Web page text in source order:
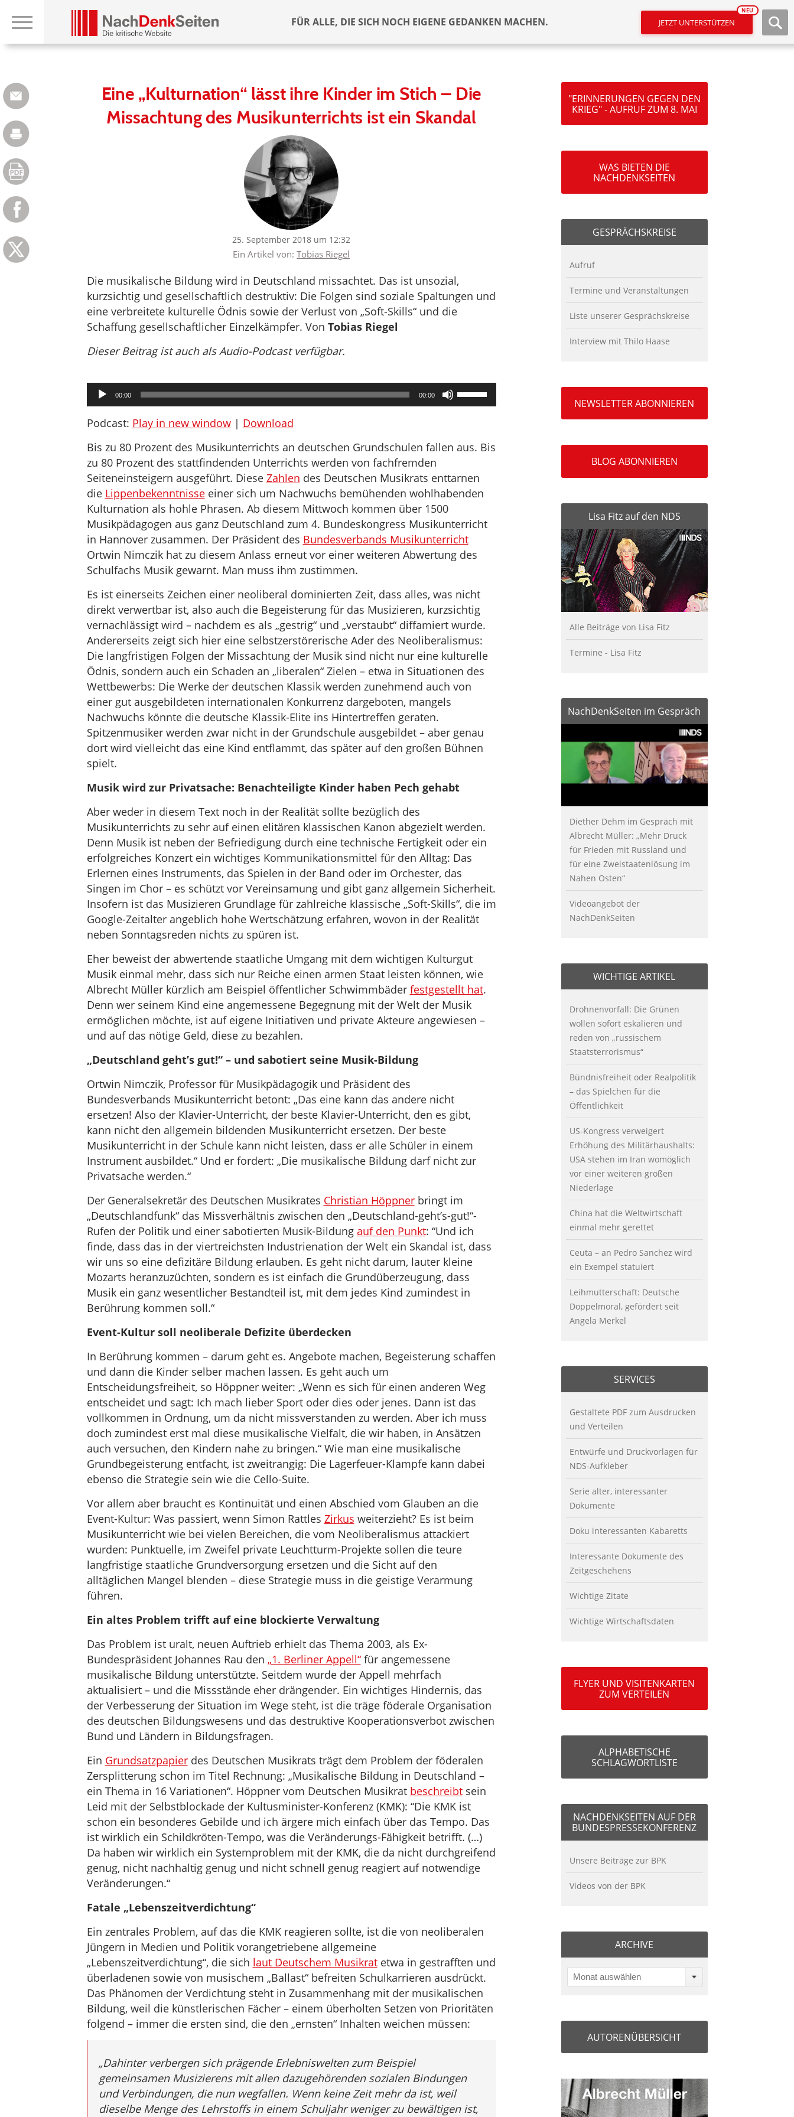
FÜR ALLE, DIE SICH NOCH EIGENE GEDANKEN MACHEN. JETZT UNTERSTÜTZEN
NEU
Eine „Kulturnation“ lässt ihre Kinder im Stich – Die
Missachtung des Musikunterrichts ist ein Skandal
25. September 2018 um 12:32
Ein Artikel von: Tobias Riegel
Die musikalische Bildung wird in Deutschland missachtet. Das ist unsozial,
kurzsichtig und gesellschaftlich destruktiv: Die Folgen sind soziale Spaltungen und
eine verbreitete kulturelle Ödnis sowie der Verlust von „Soft-Skills“ und die
Schaffung gesellschaftlicher Einzelkämpfer. Von Tobias Riegel
Dieser Beitrag ist auch als Audio-Podcast verfügbar.
Audio-
Player
00:00 00:00
Pfeiltasten
Hoch/Runter
die
zu
regeln.
Podcast: Play in new window| Download
Bis zu 80 Prozent des Musikunterrichts an deutschen Grundschulen fallen aus. Bis
zu 80 Prozent des stattfindenden Unterrichts werden von fachfremden
Seiteneinsteigern ausgeführt. Diese Zahlen des Deutschen Musikrats enttarnen
die Lippenbekenntnisseeiner sich um Nachwuchs bemühenden wohlhabenden
Kulturnation als hohle Phrasen. Ab diesem Mittwoch kommen über 1500
Musikpädagogen aus ganz Deutschland zum 4. Bundeskongress Musikunterricht
in Hannover zusammen. Der Präsident des Bundesverbands Musikunterricht
Ortwin Nimczik hat zu diesem Anlass erneut vor einer weiteren Abwertung des
Schulfachs Musik gewarnt. Man muss ihm zustimmen.
Es ist einerseits Zeichen einer neoliberal dominierten Zeit, dass alles, was nicht
direkt verwertbar ist, also auch die Begeisterung für das Musizieren, kurzsichtig
vernachlässigt wird – nachdem es als „gestrig“ und „verstaubt“ diffamiert wurde.
Andererseits zeigt sich hier eine selbstzerstörerische Ader des Neoliberalismus:
Die langfristigen Folgen der Missachtung der Musik sind nicht nur eine kulturelle
Ödnis, sondern auch ein Schaden an „liberalen“ Zielen – etwa in Situationen des
Wettbewerbs: Die Werke der deutschen Klassik werden zunehmend auch von
einer gut ausgebildeten internationalen Konkurrenz dargeboten, mangels
Nachwuchs könnte die deutsche Klassik-Elite ins Hintertreffen geraten.
Spitzenmusiker werden zwar nicht in der Grundschule ausgebildet – aber genau
dort wird vielleicht das eine Kind entflammt, das später auf den großen Bühnen
spielt.
Musik wird zur Privatsache: Benachteiligte Kinder haben Pech gehabt
Aber weder in diesem Text noch in der Realität sollte bezüglich des
Musikunterrichts zu sehr auf einen elitären klassischen Kanon abgezielt werden.
Denn Musik ist neben der Befriedigung durch eine technische Fertigkeit oder ein
erfolgreiches Konzert ein wichtiges Kommunikationsmittel für den Alltag: Das
Erlernen eines Instruments, das Spielen in der Band oder im Orchester, das
Singen im Chor – es schützt vor Vereinsamung und gibt ganz allgemein Sicherheit.
Insofern ist das Musizieren Grundlage für zahlreiche klassische „Soft-Skills“, die im
Google-Zeitalter angeblich hohe Wertschätzung erfahren, wovon in der Realität
neben Sonntagsreden nichts zu spüren ist.
Eher beweist der abwertende staatliche Umgang mit dem wichtigen Kulturgut
Musik einmal mehr, dass sich nur Reiche einen armen Staat leisten können, wie
Albrecht Müller kürzlich am Beispiel öffentlicher Schwimmbäder festgestellt hat.
Denn wer seinem Kind eine angemessene Begegnung mit der Welt der Musik
ermöglichen möchte, ist auf eigene Initiativen und private Akteure angewiesen –
und auf das nötige Geld, diese zu bezahlen.
„Deutschland geht’s gut!“ – und sabotiert seine Musik-Bildung
Ortwin Nimczik, Professor für Musikpädagogik und Präsident des
Bundesverbands Musikunterricht betont: „Das eine kann das andere nicht
ersetzen! Also der Klavier-Unterricht, der beste Klavier-Unterricht, den es gibt,
kann nicht den allgemein bildenden Musikunterricht ersetzen. Der beste
Musikunterricht in der Schule kann nicht leisten, dass er alle Schüler in einem
Instrument ausbildet.“ Und er fordert: „Die musikalische Bildung darf nicht zur
Privatsache werden.“
Der Generalsekretär des Deutschen Musikrates Christian Höppnerbringt im
„Deutschlandfunk“ das Missverhältnis zwischen den „Deutschland-geht’s-gut!“-
Rufen der Politik und einer sabotierten Musik-Bildung auf den Punkt: “Und ich
finde, dass das in der viertreichsten Industrienation der Welt ein Skandal ist, dass
wir uns so eine defizitäre Bildung erlauben. Es geht nicht darum, lauter kleine
Mozarts heranzuzüchten, sondern es ist einfach die Grundüberzeugung, dass
Musik ein ganz wesentlicher Bestandteil ist, mit dem jedes Kind zumindest in
Berührung kommen soll.“
Event-Kultur soll neoliberale Defizite überdecken
In Berührung kommen – darum geht es. Angebote machen, Begeisterung schaffen
und dann die Kinder selber machen lassen. Es geht auch um
Entscheidungsfreiheit, so Höppner weiter: „Wenn es sich für einen anderen Weg
entscheidet und sagt: Ich mach lieber Sport oder dies oder jenes. Dann ist das
vollkommen in Ordnung, um da nicht missverstanden zu werden. Aber ich muss
doch zumindest erst mal diese musikalische Vielfalt, die wir haben, in Ansätzen
auch versuchen, den Kindern nahe zu bringen.“ Wie man eine musikalische
Grundbegeisterung entfacht, ist zweitrangig: Die Lagerfeuer-Klampfe kann dabei
ebenso die Strategie sein wie die Cello-Suite.
Vor allem aber braucht es Kontinuität und einen Abschied vom Glauben an die
Event-Kultur: Was passiert, wenn Simon Rattles Zirkus weiterzieht? Es ist beim
Musikunterricht wie bei vielen Bereichen, die vom Neoliberalismus attackiert
wurden: Punktuelle, im Zweifel private Leuchtturm-Projekte sollen die teure
langfristige staatliche Grundversorgung ersetzen und die Sicht auf den
alltäglichen Mangel blenden – diese Strategie muss in die geistige Verarmung
führen.
Ein altes Problem trifft auf eine blockierte Verwaltung
Das Problem ist uralt, neuen Auftrieb erhielt das Thema 2003, als Ex-
Bundespräsident Johannes Rau den „1. Berliner Appell“für angemessene
musikalische Bildung unterstützte. Seitdem wurde der Appell mehrfach
aktualisiert – und die Missstände eher drängender. Ein wichtiges Hindernis, das
der Verbesserung der Situation im Wege steht, ist die träge föderale Organisation
des deutschen Bildungswesens und das destruktive Kooperationsverbot zwischen
Bund und Ländern in Bildungsfragen.
Ein Grundsatzpapierdes Deutschen Musikrats trägt dem Problem der föderalen
Zersplitterung schon im Titel Rechnung: „Musikalische Bildung in Deutschland –
ein Thema in 16 Variationen“. Höppner vom Deutschen Musikrat beschreibtsein
Leid mit der Selbstblockade der Kultusminister-Konferenz (KMK): “Die KMK ist
schon ein besonderes Gebilde und ich ärgere mich einfach über das Tempo. Das
ist wirklich ein Schildkröten-Tempo, was die Veränderungs-Fähigkeit betrifft. (…)
Da haben wir wirklich ein Systemproblem mit der KMK, die da nicht durchgreifend
genug, nicht nachhaltig genug und nicht schnell genug reagiert auf notwendige
Veränderungen.“
Fatale „Lebenszeitverdichtung“
Ein zentrales Problem, auf das die KMK reagieren sollte, ist die von neoliberalen
Jüngern in Medien und Politik vorangetriebene allgemeine
„Lebenszeitverdichtung“, die sich laut Deutschem Musikratetwa in gestrafften und
überladenen sowie von musischem „Ballast“ befreiten Schulkarrieren ausdrückt.
Das Phänomen der Verdichtung steht in Zusammenhang mit der musikalischen
Bildung, weil die künstlerischen Fächer – einem überholten Setzen von Prioritäten
folgend – immer die ersten sind, die den „ernsten“ Inhalten weichen müssen:
„Dahinter verbergen sich prägende Erlebniswelten zum Beispiel
gemeinsamen Musizierens mit allen dazugehörenden sozialen Bindungen
und Verbindungen, die nun wegfallen. Wenn keine Zeit mehr da ist, weil
dieselbe Menge des Lehrstoffs in einem Schuljahr weniger zu bewältigen ist,
"ERINNERUNGEN GEGEN DEN
KRIEG" - AUFRUF ZUM 8. MAI
WAS BIETEN DIE
NACHDENKSEITEN
GESPRÄCHSKREISE
Aufruf
Termine und Veranstaltungen
Liste unserer Gesprächskreise
Interview mit Thilo Haase
NEWSLETTER ABONNIEREN
BLOG ABONNIEREN
Lisa Fitz auf den NDS
Alle Beiträge von Lisa Fitz
Termine - Lisa Fitz
NachDenkSeiten im Gespräch
Diether Dehm im Gespräch mit
Albrecht Müller: „Mehr Druck
für Frieden mit Russland und
für eine Zweistaatenlösung im
Nahen Osten“
Videoangebot der
NachDenkSeiten
WICHTIGE ARTIKEL
Drohnenvorfall: Die Grünen
wollen sofort eskalieren und
reden von „russischem
Staatsterrorismus“
Bündnisfreiheit oder Realpolitik
– das Spielchen für die
Öffentlichkeit
US-Kongress verweigert
Erhöhung des Militärhaushalts:
USA stehen im Iran womöglich
vor einer weiteren großen
Niederlage
China hat die Weltwirtschaft
einmal mehr gerettet
Ceuta – an Pedro Sanchez wird
ein Exempel statuiert
Leihmutterschaft: Deutsche
Doppelmoral, gefördert seit
Angela Merkel
SERVICES
Gestaltete PDF zum Ausdrucken
und Verteilen
Entwürfe und Druckvorlagen für
NDS-Aufkleber
Serie alter, interessanter
Dokumente
Doku interessanten Kabaretts
Interessante Dokumente des
Zeitgeschehens
Wichtige Zitate
Wichtige Wirtschaftsdaten
FLYER UND VISITENKARTEN
ZUM VERTEILEN
ALPHABETISCHE
SCHLAGWORTLISTE
NACHDENKSEITEN AUF DER
BUNDESPRESSEKONFERENZ
Unsere Beiträge zur BPK
Videos von der BPK
ARCHIVE
Monat auswählen
AUTORENÜBERSICHT